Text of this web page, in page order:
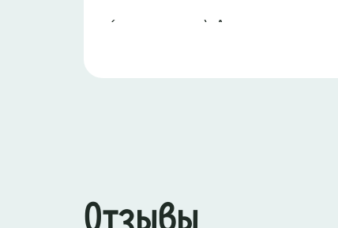
(нагнетающе ) А как не